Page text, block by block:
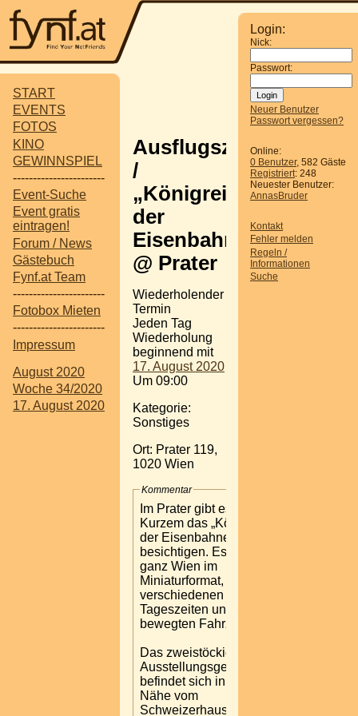
START
EVENTS
FOTOS
KINO
GEWINNSPIEL
-----------------------
Event-Suche
Event gratis
eintragen!
Forum / News
Gästebuch
Fynf.at Team
-----------------------
Fotobox Mieten
-----------------------
Impressum
August 2020
Woche 34/2020
17. August 2020
Login:
Nick:
Passwort:
Neuer Benutzer
Passwort vergessen?
Online:
0 Benutzer, 582 Gäste
Registriert: 248
Neuester Benutzer:
AnnasBruder
Kontakt
Fehler melden
Regeln /
Informationen
Suche
Ausflugsziel
/
„Königreich
der
Eisenbahnen“
@ Prater
Wiederholender
Termin
Jeden Tag
Wiederholung
beginnend mit
17. August 2020
Um 09:00
Kategorie:
Sonstiges
Ort: Prater 119,
1020 Wien
Kommentar
Im Prater gibt es seit
Kurzem das „Königreich
der Eisenbahnen“ zu
besichtigen. Es zeigt
ganz Wien im
Miniaturformat, zu
verschiedenen
Tageszeiten und mit
bewegten Fahrzeugen.
Das zweistöckige
Ausstellungsgebäude
befindet sich in der
Nähe vom
Schweizerhaus und der